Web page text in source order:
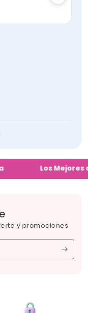
Los Mejores de
y promociones